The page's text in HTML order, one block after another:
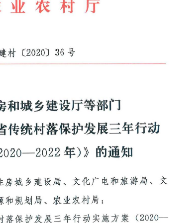
村 〔２０２
０〕３
６ 号
和城乡建设厅等部门
传统村落保护发展三年行动
０２０
一２０
２２年）》的通知
房城 乡建设局 、文化广 电和旅游局、文
和规划局 、农业农村局 ：
落保护 发 展三年行动 实施方案 （２０
２０一